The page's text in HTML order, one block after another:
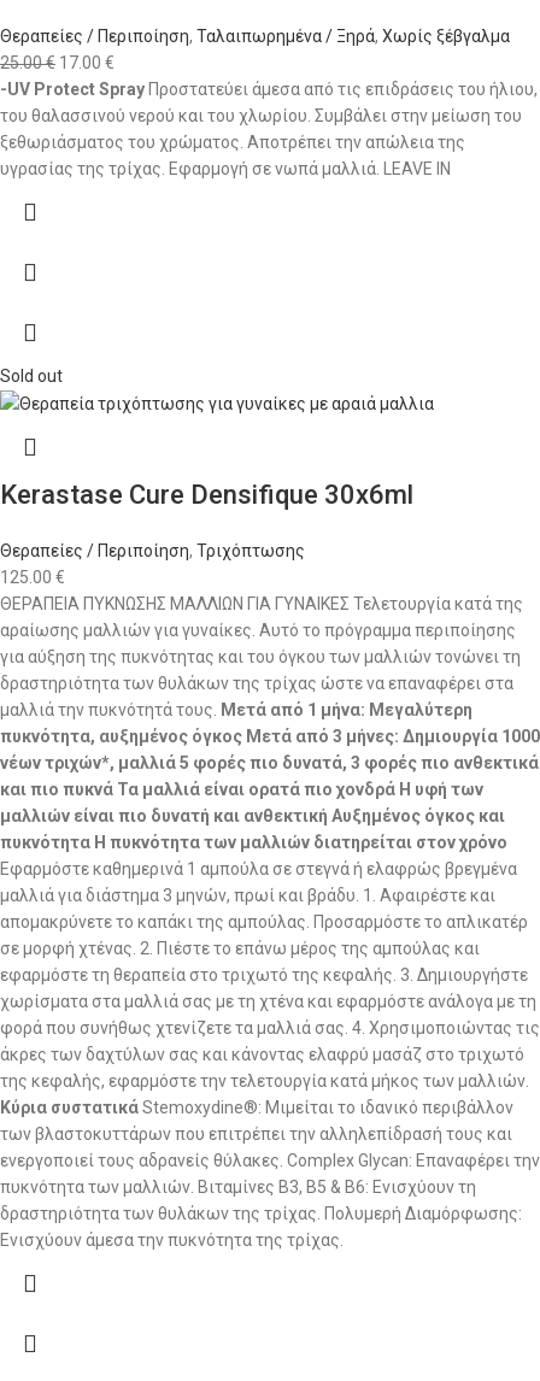
Θεραπείες / Περιποίηση, Ταλαιπωρημένα / Ξηρά, Χωρίς ξέβγαλμα
25.00€ 17.00 €
-UV Protect Spray Προστατεύει άμεσα από τις επιδράσεις του ήλιου,
του θαλασσινού νερού και του χλωρίου. Συμβάλει στην μείωση του
ξεθωριάσματος του χρώματος. Αποτρέπει την απώλεια της
υγρασίας της τρίχας. Εφαρμογή σε νωπά μαλλιά. LEAVE IN
Sold out
Kerastase Cure Densifique 30x6ml
Θεραπείες / Περιποίηση, Τριχόπτωσης
125.00 €
ΘΕΡΑΠΕΙΑ ΠΥΚΝΩΣΗΣ ΜΑΛΛΙΩΝ ΓΙΑ ΓΥΝΑΙΚΕΣ Τελετουργία κατά της
αραίωσης μαλλιών για γυναίκες. Αυτό το πρόγραμμα περιποίησης
για αύξηση της πυκνότητας και του όγκου των μαλλιών τονώνει τη
δραστηριότητα των θυλάκων της τρίχας ώστε να επαναφέρει στα
μαλλιά την πυκνότητά τους.
Μετά από 1 μήνα: Μεγαλύτερη
πυκνότητα, αυξημένος όγκος Μετά από 3 μήνες: Δημιουργία 1000
νέων τριχών*, μαλλιά 5 φορές πιο δυνατά, 3 φορές πιο ανθεκτικά
και πιο πυκνά Τα μαλλιά είναι ορατά πιο χονδρά Η υφή των
μαλλιών είναι πιο δυνατή και ανθεκτική Αυξημένος όγκος και
πυκνότητα Η πυκνότητα των μαλλιών διατηρείται στον χρόνο
Εφαρμόστε καθημερινά 1 αμπούλα σε στεγνά ή ελαφρώς βρεγμένα
μαλλιά για διάστημα 3 μηνών, πρωί και βράδυ. 1. Αφαιρέστε και
απομακρύνετε το καπάκι της αμπούλας. Προσαρμόστε το απλικατέρ
σε μορφή χτένας. 2. Πιέστε το επάνω μέρος της αμπούλας και
εφαρμόστε τη θεραπεία στο τριχωτό της κεφαλής. 3. Δημιουργήστε
χωρίσματα στα μαλλιά σας με τη χτένα και εφαρμόστε ανάλογα με τη
φορά που συνήθως χτενίζετε τα μαλλιά σας. 4. Χρησιμοποιώντας τις
άκρες των δαχτύλων σας και κάνοντας ελαφρύ μασάζ στο τριχωτό
της κεφαλής, εφαρμόστε την τελετουργία κατά μήκος των μαλλιών.
Κύρια συστατικάStemoxydine®: Μιμείται το ιδανικό περιβάλλον
των βλαστοκυττάρων που επιτρέπει την αλληλεπίδρασή τους και
ενεργοποιεί τους αδρανείς θύλακες. Complex Glycan: Επαναφέρει την
πυκνότητα των μαλλιών. Βιταμίνες B3, B5 & B6: Ενισχύουν τη
δραστηριότητα των θυλάκων της τρίχας. Πολυμερή Διαμόρφωσης:
Ενισχύουν άμεσα την πυκνότητα της τρίχας.